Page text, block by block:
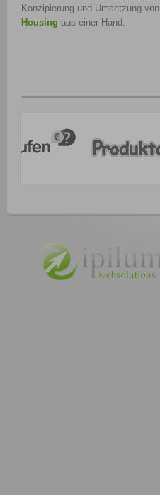
Konzipierung und Umsetzung von
Housing aus einer Hand.